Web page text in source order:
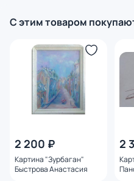
С этим товаром
2 200 ₽
Картина "Зурбаган"
Быстрова Анастасия
2